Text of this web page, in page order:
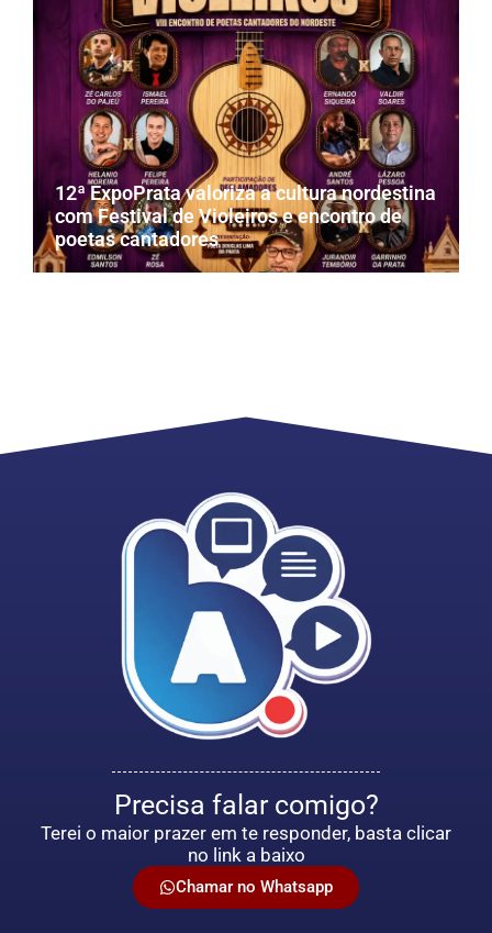
12ª ExpoPrata valoriza a cultura nordestina
com Festival de Violeiros e encontro de
poetas cantadores
Precisa falar comigo?
Terei o maior prazer em te responder, basta clicar
no link a baixo
Chamar no Whatsapp